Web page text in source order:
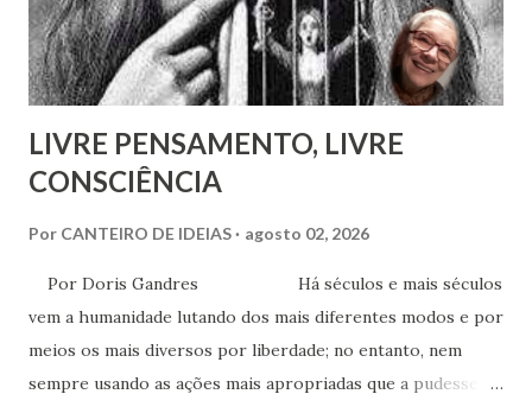
LIVRE PENSAMENTO, LIVRE
CONSCIÊNCIA
Por CANTEIRO DE IDEIAS agosto 02, 2026
Por Doris Gandres Há séculos e mais séculos
vem a humanidade lutando dos mais diferentes modos e por
meios os mais diversos por liberdade; no entanto, nem
sempre usando as ações mais apropriadas que a pudessem